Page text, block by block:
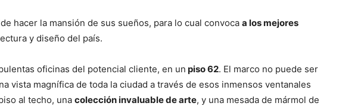
hacer la mansión de sus sueños, para lo cual convoca a los mejores
y diseño del país.
oficinas del potencial cliente, en un piso 62. El marco no puede ser
vista magnífica de toda la ciudad a través de esos inmensos ventanales
al techo, una colección invaluable de arte, y una mesada de mármol de